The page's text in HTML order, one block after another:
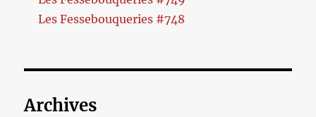
Les Fessebouqueries #748
Archives